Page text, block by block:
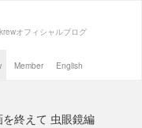
オフィシャルブログ
Member English
を終えて 虫眼鏡編